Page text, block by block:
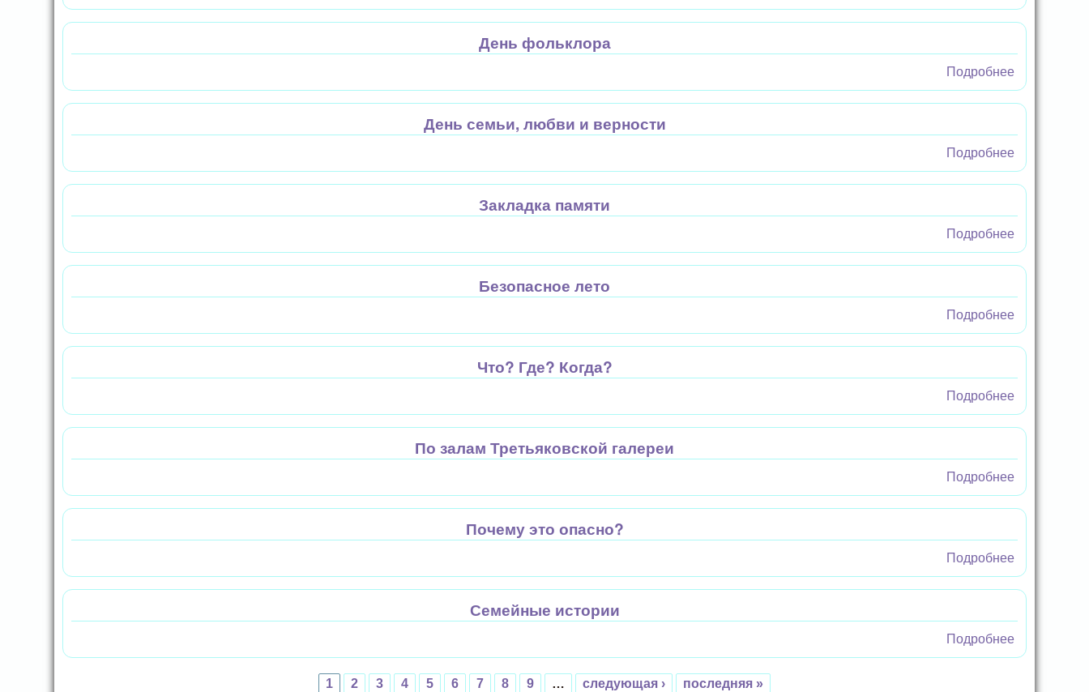
страницах
День фольклора
Подробнеео День
фольклора
День семьи, любви и верности
Подробнеео День
семьи,
любви и
Закладка памяти
Подробнеео Закладка
памяти
Безопасное лето
Подробнеео
Безопасное
лето
Что? Где? Когда?
Подробнеео Что? Где?
Когда?
По залам Третьяковской галереи
Подробнеео По залам
галереи
Почему это опасно?
Подробнеео Почему
это опасно?
Семейные истории
Подробнеео
Семейные
1 2 3 4 5 6 7 8 9 … следующая › последняя »